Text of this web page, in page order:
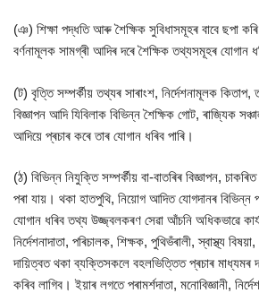
(ঞ) শিক্ষা পদ্ধতি আৰু শৈক্ষিক সুবিধাসমূহৰ বাবে ছপা কৰি
বৰ্ণনামূলক সামগ্ৰী আদিৰ দৰে শৈক্ষিক তথ্যসমূহৰ যোগান
(ট) বৃত্তি সম্পৰ্কীয় তথ্যৰ সাৰাংশ, নির্দেশনামূলক
বিজ্ঞাপন আদি যিবিলাক বিভিন্ন শৈক্ষিক গোট, ৰাজ্যিক
আদিয়ে প্ৰচাৰ কৰে তাৰ যোগান ধৰিব পাৰি।
(ঠ) বিভিন্ন নিযুক্তি সম্পৰ্কীয় বা-বাতৰিৰ বিজ্ঞাপন,
পৰা যায়। থকা হাতপুথি, নিয়োগ আদিত যোগদানৰ
যোগান ধৰিব তথ্য উজ্জ্বলকৰণ সেৱা আঁচনি অধিকভাৱে
নিৰ্দেশনাদাতা, পৰিচালক, শিক্ষক, পুথিভঁৰালী, স্বাস্থ্য
দায়িত্বত থকা ব্যক্তিসকলে বহলভিত্তিত প্ৰচাৰ মাধ্যমৰ
কৰিব লাগিব। ইয়াৰ লগতে পৰামৰ্শদাতা, মনোবিজ্ঞানী,